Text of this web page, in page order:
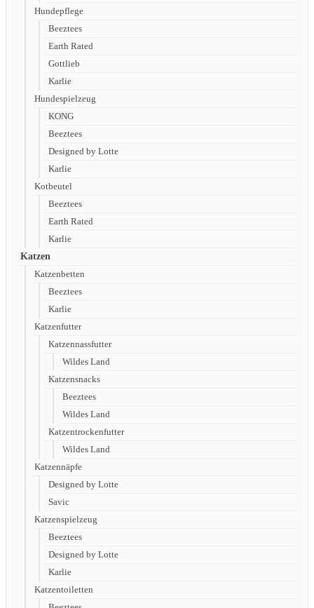
Hundepflege
Beeztees
Earth Rated
Gottlieb
Karlie
Hundespielzeug
KONG
Beeztees
Designed by Lotte
Karlie
Kotbeutel
Beeztees
Earth Rated
Karlie
Katzen
Katzenbetten
Beeztees
Karlie
Katzenfutter
Katzennassfutter
Wildes Land
Katzensnacks
Beeztees
Wildes Land
Katzentrockenfutter
Wildes Land
Katzennäpfe
Designed by Lotte
Savic
Katzenspielzeug
Beeztees
Designed by Lotte
Karlie
Katzentoiletten